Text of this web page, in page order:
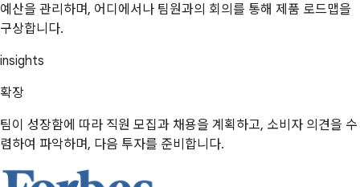
예산을 관리하며, 어디에서나 팀원과의 회의를 통해 제품 로드맵을
구상합니다.
insights
확장
팀이 성장함에 따라 직원 모집과 채용을 계획하고, 소비자 의견을 수
렴하여 파악하며, 다음 투자를 준비합니다.